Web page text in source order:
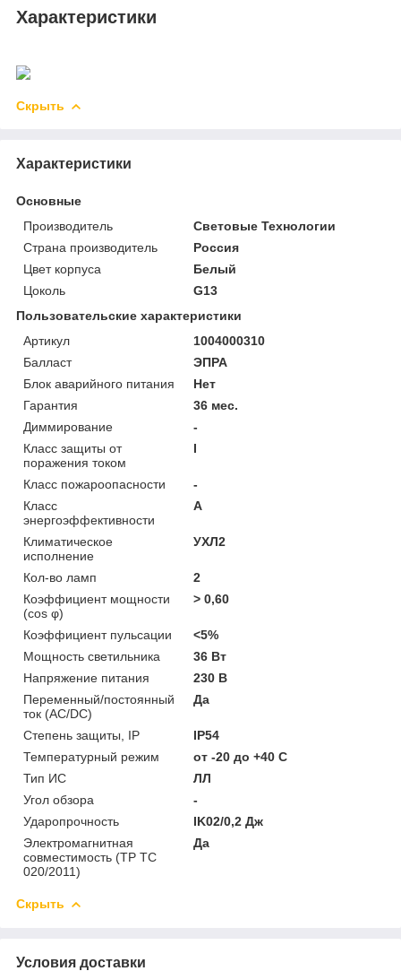
Характеристики
Скрыть
Характеристики
Основные
Производитель
Световые Технологии
Страна производитель
Россия
Цвет корпуса
Белый
Цоколь
G13
Пользовательские характеристики
Артикул
1004000310
Балласт
ЭПРА
Блок аварийного питания
Нет
Гарантия
36 мес.
Диммирование
-
Класс защиты от
поражения током
I
Класс пожароопасности
-
Класс
энергоэффективности
A
Климатическое
исполнение
УХЛ2
Кол-во ламп
2
Коэффициент мощности
(cos φ)
> 0,60
Коэффициент пульсации
<5%
Мощность светильника
36 Вт
Напряжение питания
230 В
Переменный/постоянный
ток (AC/DC)
Да
Степень защиты, IP
IP54
Температурный режим
от -20 до +40 C
Тип ИС
ЛЛ
Угол обзора
-
Ударопрочность
IK02/0,2 Дж
Электромагнитная
совместимость (ТР ТС
020/2011)
Да
Скрыть
Условия доставки